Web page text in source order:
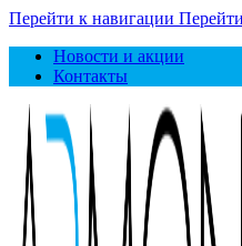
Перейти к навигации
Новости и акции
Контакты